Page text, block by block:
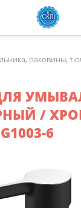
раковины,
/
G1003-6